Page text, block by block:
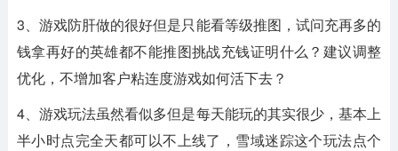
3、游戏防肝做的很好但是只能看等级推图，试问充再多的
钱拿再好的英雄都不能推图挑战充钱证明什么？建议调整
优化，不增加客户粘连度游戏如何活下去？
4、游戏玩法虽然看似多但是每天能玩的其实很少，基本上
半小时点完全天都可以不上线了，雪域迷踪这个玩法点个